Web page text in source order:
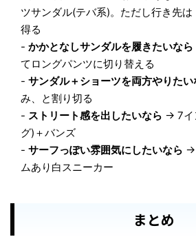
ツサンダル(テバ系)。ただし行き先
得る
- かかとなしサンダルを履きたいなら
てロングパンツに切り替える
- サンダル＋ショーツを両方やりたい
み、と割り切る
- ストリート感を出したいなら → 7イ
グ)＋バンズ
- サーフっぽい雰囲気にしたいなら →
ムあり白スニーカー
まとめ